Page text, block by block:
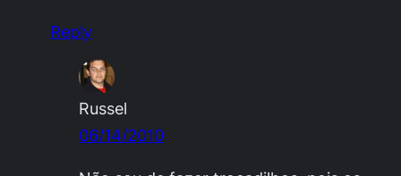
Reply
Russel
06/14/2010